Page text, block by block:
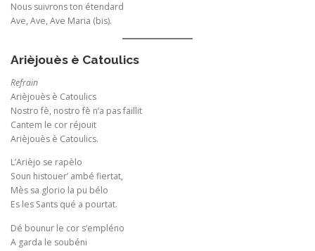
Nous suivrons ton étendard
Ave, Ave, Ave Maria (bis).
Arièjouès è Catoulics
Refrain
Arièjouès è Catoulics
Nostro fè, nostro fè n’a pas faillit
Cantem le cor réjouit
Arièjouès è Catoulics.
L’Arièjo se rapèlo
Soun histouer’ ambé fiertat,
Mès sa glorio la pu bélo
Es les Sants qué a pourtat.
Dé bounur le cor s’empléno
A garda le soubéni